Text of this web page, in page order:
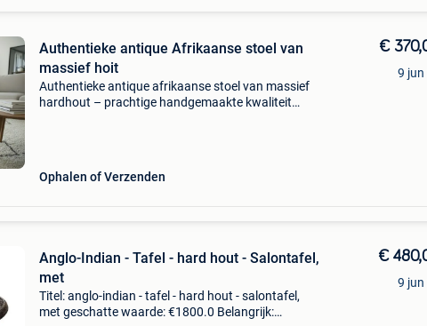
Authentieke antique Afrikaanse stoel van
massief hoit
Authentieke antique afrikaanse stoel van massief
hardhout – prachtige handgemaakte kwaliteit
Ophalen of Verzenden
€
9 jun
Anglo-Indian - Tafel - hard hout - Salontafel,
met
Titel: anglo-indian - tafel - hard hout - salontafel,
met geschatte waarde: €1800.0 Belangrijk:
€
9 jun